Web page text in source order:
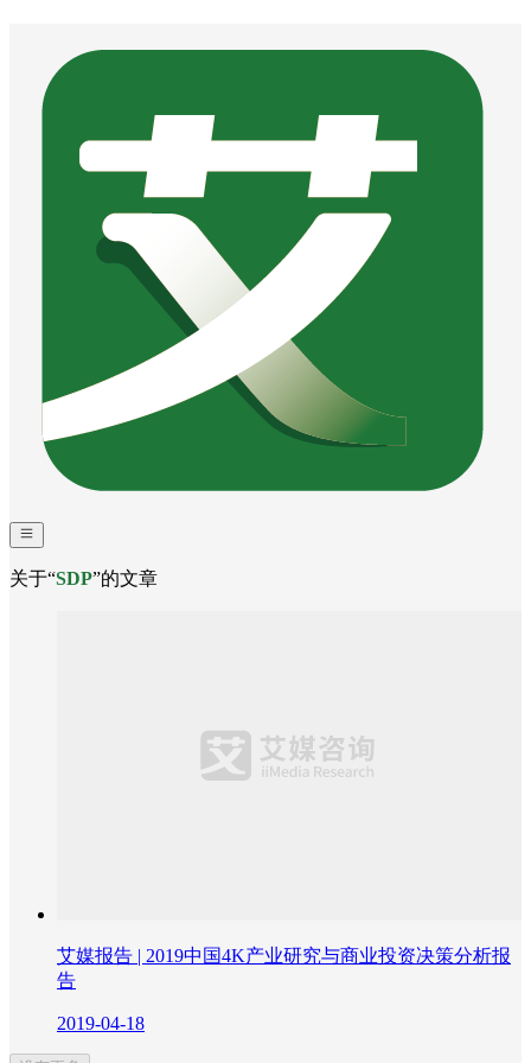
关于“SDP”的文章
艾媒报告 | 2019中国4K产业研究与商业投资决策分析报
告
2019-04-18